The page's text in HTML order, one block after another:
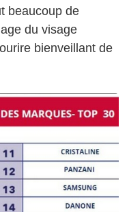
beaucoup de
du visage
bienveillant de